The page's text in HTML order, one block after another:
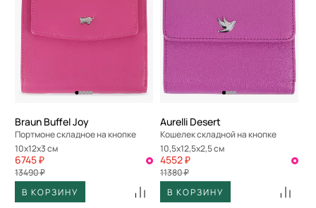
Braun Buffel Joy
Портмоне складное на кнопке
10x12x3 см
6745 ₽
13490 ₽
В КОРЗИНУ
Aurelli Desert
Кошелек складной на кнопке
10,5x12,5x2,5 см
4552 ₽
11380 ₽
В КОРЗИНУ